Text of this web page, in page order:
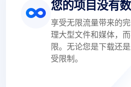
您的项目没有
享受无限流量带来的
理大型文件和媒体，
限。无论您是下载还
受限制。